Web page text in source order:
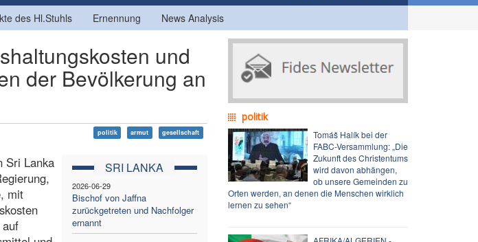
des Hl.Stuhls Ernennung News Analysis
und
der Bevölkerung an
politik armut gesellschaft
SRI LANKA
2026-06-29
Bischof von Jaffna
zurückgetreten und Nachfolger
ernannt
Sri Lanka
mit
politik
Tomáš Halík bei der
FABC-Versammlung: „Die
Zukunft des Christentums
wird davon abhängen,
ob unsere Gemeinden zu
Orten werden, an denen die Menschen wirklich
lernen zu sehen“